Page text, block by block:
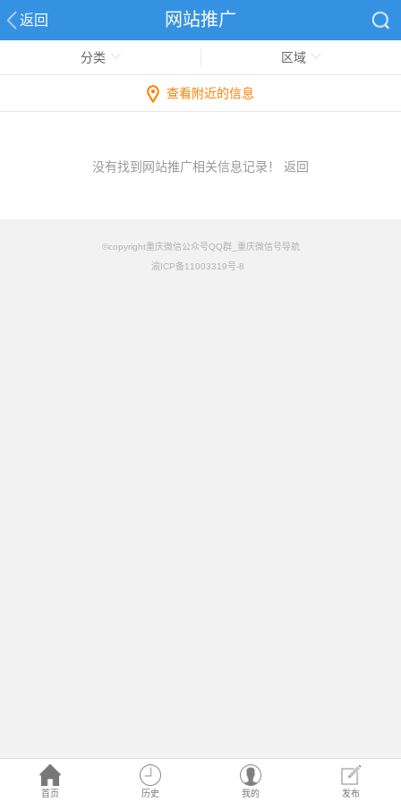
返回 网站推广
首页 历史 我的 发布
分类 区域
查看附近的信息
没有找到网站推广相关信息记录！ 返回
©copyright重庆微信公众号QQ群_重庆微信号导航
渝ICP备11003319号-8